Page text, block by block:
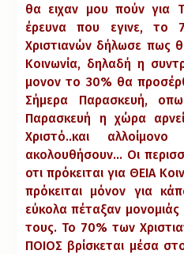
θα ειχαν μου πούν για
έρευνα που εγινε, το
Χριστιανών δήλωσε πως
Κοινωνία, δηλαδή η
μονον το 30% θα
Σήμερα Παρασκευή,
Παρασκευή η χώρα
Χριστό..και
ακολουθήσουν… Οι
οτι πρόκειται για ΘΕΙΑ
πρόκειται μόνον για
εύκολα πέταξαν
τους. Το 70% των
ΠΟΙΟΣ βρίσκεται μέσα